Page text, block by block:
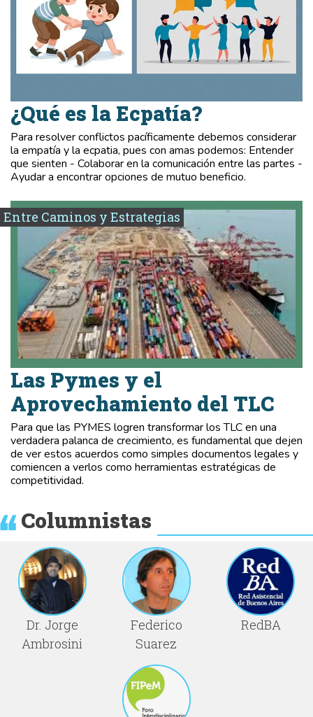
¿Qué es la Ecpatía?
Para resolver conflictos pacíficamente debemos considerar
la empatía y la ecpatia, pues con amas podemos: Entender
que sienten - Colaborar en la comunicación entre las partes -
Ayudar a encontrar opciones de mutuo beneficio.
Entre Caminos y Estrategias
Las Pymes y el
Aprovechamiento del TLC
Para que las PYMES logren transformar los TLC en una
verdadera palanca de crecimiento, es fundamental que dejen
de ver estos acuerdos como simples documentos legales y
comiencen a verlos como herramientas estratégicas de
competitividad.
Columnistas
Dr. Jorge
Ambrosini
Federico
Suarez
RedBA